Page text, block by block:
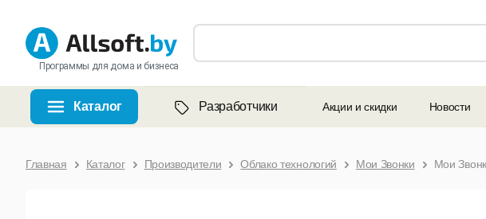
Программы для дома и бизнеса
Каталог Разработчики Акции и скидки Новости
Главная Каталог Производители Облако технологий Мои Звонки